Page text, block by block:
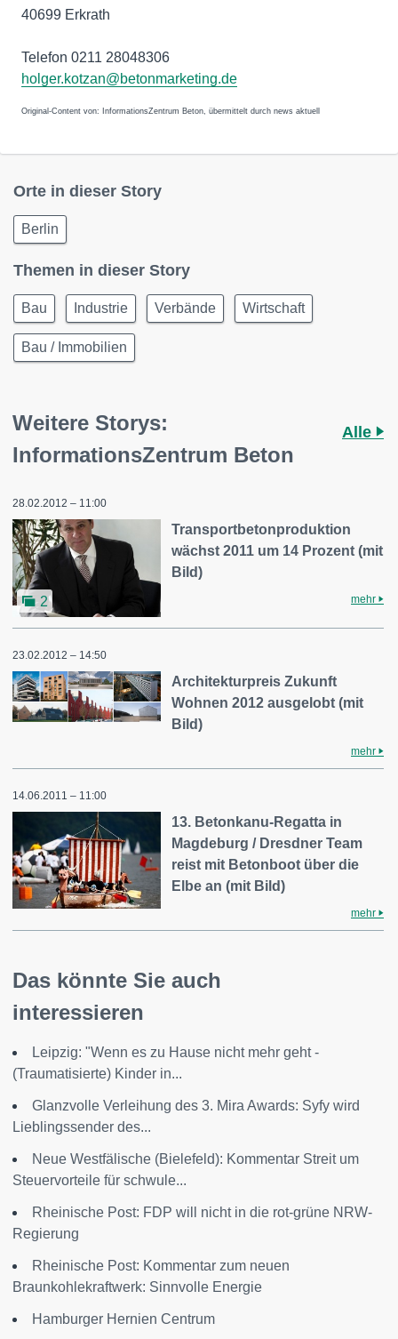
40699 Erkrath
Telefon 0211 28048306
holger.kotzan@betonmarketing.de
Original-Content von: InformationsZentrum Beton, übermittelt durch news aktuell
Orte in dieser Story
Berlin
Themen in dieser Story
Bau Industrie Verbände Wirtschaft
Bau / Immobilien
Weitere Storys:
InformationsZentrum Beton
Alle
28.02.2012 – 11:00
2
Transportbetonproduktion
wächst 2011 um 14 Prozent (mit
Bild)
mehr
23.02.2012 – 14:50
Architekturpreis Zukunft
Wohnen 2012 ausgelobt (mit
Bild)
mehr
14.06.2011 – 11:00
13. Betonkanu-Regatta in
Magdeburg / Dresdner Team
reist mit Betonboot über die
Elbe an (mit Bild)
mehr
Das könnte Sie auch
interessieren
Leipzig: "Wenn es zu Hause nicht mehr geht -
(Traumatisierte) Kinder in...
Glanzvolle Verleihung des 3. Mira Awards: Syfy wird
Lieblingssender des...
Neue Westfälische (Bielefeld): Kommentar Streit um
Steuervorteile für schwule...
Rheinische Post: FDP will nicht in die rot-grüne NRW-
Regierung
Rheinische Post: Kommentar zum neuen
Braunkohlekraftwerk: Sinnvolle Energie
Hamburger Hernien Centrum